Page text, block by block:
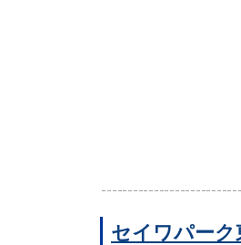
セイワパーク